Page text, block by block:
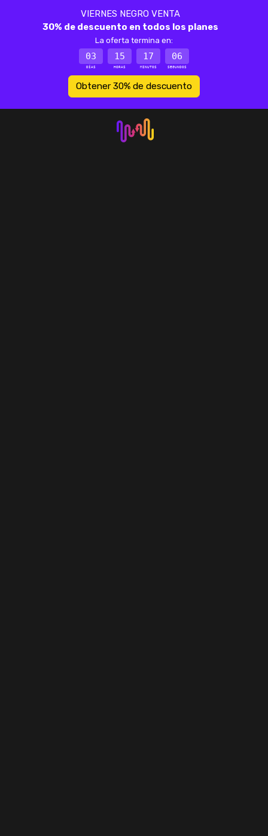
VIERNES NEGRO VENTA
30% de descuento en todos los planes
La oferta termina en:
03
DÍAS
15
HORAS
17
MINUTOS
06
SEGUNDOS
Obtener 30% de descuento